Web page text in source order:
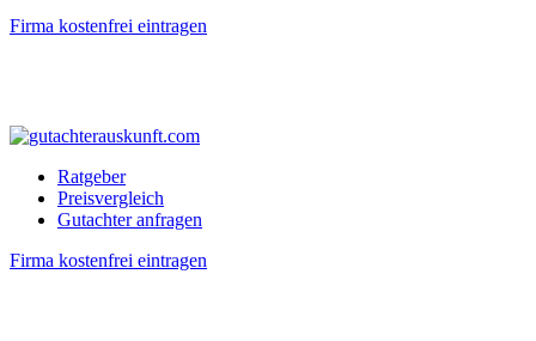
Firma kostenfrei eintragen
Ratgeber
Preisvergleich
Gutachter anfragen
Firma kostenfrei eintragen